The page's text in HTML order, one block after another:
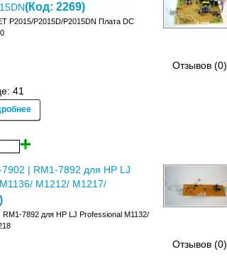
(Код: 2269)
P2015/P2015D/P2015DN Плата DC
41
Отзывов (0)
| RM1-7892 для HP LJ
M1212/ M1217/
RM1-7892 для HP LJ Professional M1132/
Отзывов (0)